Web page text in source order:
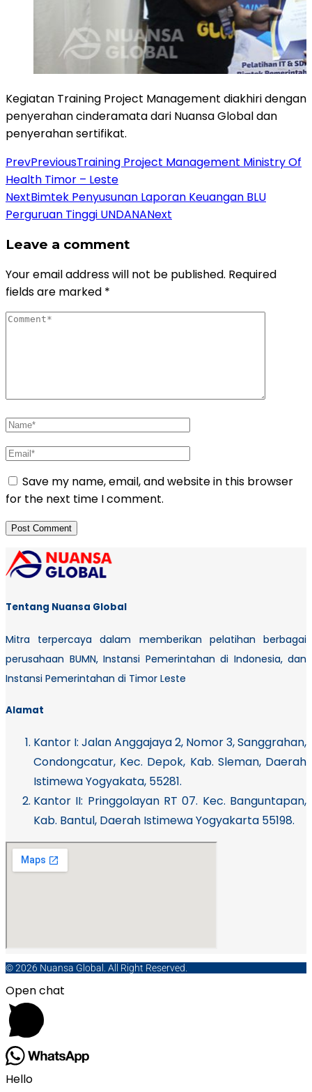
Kegiatan Training Project Management diakhiri dengan
penyerahan cinderamata dari Nuansa Global dan
penyerahan sertifikat.
PrevPreviousTraining Project Management Ministry Of
Health Timor – Leste
NextBimtek Penyusunan Laporan Keuangan BLU
Perguruan Tinggi UNDANANext
Leave a comment
Your email address will not be published. Required
fields are marked *
Save my name, email, and website in this browser
for the next time I comment.
Tentang Nuansa Global
Mitra terpercaya dalam memberikan pelatihan berbagai
perusahaan BUMN, Instansi Pemerintahan di Indonesia, dan
Instansi Pemerintahan di Timor Leste
Alamat
Kantor I: Jalan Anggajaya 2, Nomor 3, Sanggrahan,
Condongcatur, Kec. Depok, Kab. Sleman, Daerah
Istimewa Yogyakata, 55281.
Kantor II: Pringgolayan RT 07. Kec. Banguntapan,
Kab. Bantul, Daerah Istimewa Yogyakarta 55198.
© 2026 Nuansa Global. All Right Reserved.
Open chat
Hello